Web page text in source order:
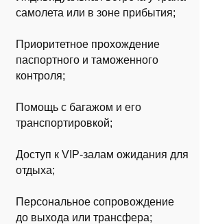
самолета или в зоне прибытия;
Приоритетное прохождение
паспортного и таможенного
контроля;
Помощь с багажом и его
транспортировкой;
Доступ к VIP-залам ожидания для
отдыха;
Персональное сопровождение
до выхода или трансфера;